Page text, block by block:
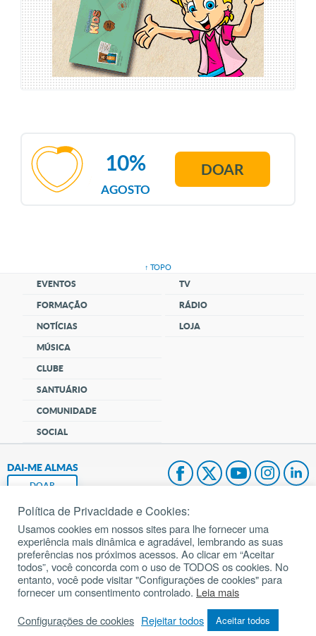
AGOSTO
10% DOAR
↑ TOPO
EVENTOS
FORMAÇÃO
NOTÍCIAS
MÚSICA
CLUBE
SANTUÁRIO
COMUNIDADE
SOCIAL
TV
RÁDIO
LOJA
DAI-ME ALMAS
DOAR
Fundação João Paulo II
Pedido de Oração
Mapa do site
Todos os direitos reservados.
Política de Privacidade e Cookies:
Usamos cookies em nossos sites para lhe fornecer uma
experiência mais dinâmica e agradável, lembrando as suas
preferências nos próximos acessos. Ao clicar em “Aceitar
todos”, você concorda com o uso de TODOS os cookies. No
entanto, você pode visitar "Configurações de cookies" para
fornecer um consentimento controlado. Leia mais
Configurações de cookies Rejeitar todos Aceitar todos